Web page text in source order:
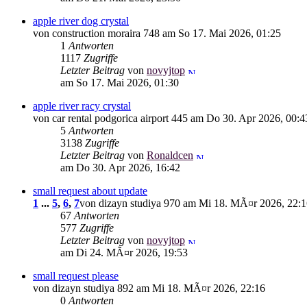
apple river dog crystal
von construction moraira 748 am So 17. Mai 2026, 01:25
1 Antworten
1117 Zugriffe
Letzter Beitrag von novyjtop
am So 17. Mai 2026, 01:30
apple river racy crystal
von car rental podgorica airport 445 am Do 30. Apr 2026,
5 Antworten
3138 Zugriffe
Letzter Beitrag von Ronaldcen
am Do 30. Apr 2026, 16:42
small request about update
1 ... 5, 6, 7von dizayn studiya 970 am Mi 18. MÃ¤r 2026,
67 Antworten
577 Zugriffe
Letzter Beitrag von novyjtop
am Di 24. MÃ¤r 2026, 19:53
small request please
von dizayn studiya 892 am Mi 18. MÃ¤r 2026, 22:16
0 Antworten